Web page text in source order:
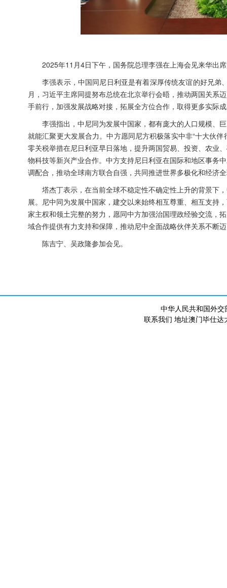
2025年11月4日下午，国务院总理李强在上海会见来华出
李强表示，中国同尼日利亚是有着深厚传统友谊的好兄弟
月，习近平主席同提努布总统在北京举行会晤，推动两国关系
手前行，加强发展战略对接，拓展全方位合作，取得更多实际
李强指出，中尼同为发展中国家，都有庞大的人口规模、
就能汇聚更大发展合力。中方愿同尼方积极落实中非“十大伙
零关税举措在尼日利亚早日落地，提升两国贸易、投资、农业
物科技等新兴产业合作。中方支持尼日利亚在国际和地区事务
调配合，推动全球南方联合自强，共同推进世界多极化和经济
塔杰丁表示，在当前全球不稳定性不确定性上升的背景下
展。尼中同为发展中国家，建交以来始终相互尊重、相互支持
家主权和领土完整的努力，愿同中方加强治国理政经验交流，
域合作提供有力支持和保障，推动尼中全面战略伙伴关系不断
陈吉宁、吴政隆参加会见。
中华人民共和国外
联系我们 地址澳门毕仕